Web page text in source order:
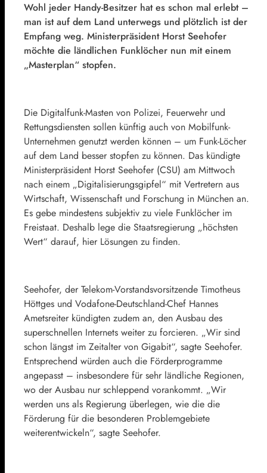
Wohl jeder Handy-Besitzer hat es schon mal erlebt –
man ist auf dem Land unterwegs und plötzlich ist der
Empfang weg. Ministerpräsident Horst Seehofer
möchte die ländlichen Funklöcher nun mit einem
„Masterplan“ stopfen.
Die Digitalfunk-Masten von Polizei, Feuerwehr und
Rettungsdiensten sollen künftig auch von Mobilfunk-
Unternehmen genutzt werden können – um Funk-Löcher
auf dem Land besser stopfen zu können. Das kündigte
Ministerpräsident Horst Seehofer (CSU) am Mittwoch
nach einem „Digitalisierungsgipfel“ mit Vertretern aus
Wirtschaft, Wissenschaft und Forschung in München an.
Es gebe mindestens subjektiv zu viele Funklöcher im
Freistaat. Deshalb lege die Staatsregierung „höchsten
Wert“ darauf, hier Lösungen zu finden.
Seehofer, der Telekom-Vorstandsvorsitzende Timotheus
Höttges und Vodafone-Deutschland-Chef Hannes
Ametsreiter kündigten zudem an, den Ausbau des
superschnellen Internets weiter zu forcieren. „Wir sind
schon längst im Zeitalter von Gigabit“, sagte Seehofer.
Entsprechend würden auch die Förderprogramme
angepasst – insbesondere für sehr ländliche Regionen,
wo der Ausbau nur schleppend vorankommt. „Wir
werden uns als Regierung überlegen, wie die die
Förderung für die besonderen Problemgebiete
weiterentwickeln“, sagte Seehofer.